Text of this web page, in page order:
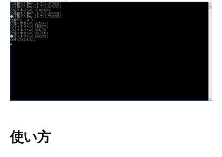
使い方